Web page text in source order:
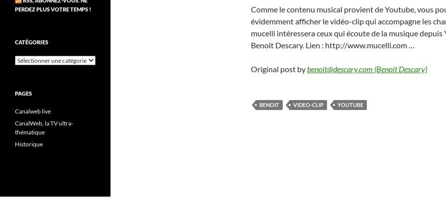
Comme le contenu musical provient de Youtube, vous
évidemment afficher le vidéo-clip qui accompagne les
mucelli intéressera ceux qui écoute de la musique depuis
Benoit Descary. Lien : http://www.mucelli.com …
Original post bybenoit@descary.com (Benoit Descary)
BENOIT VIDEO-CLIP YOUTUBE
PERDEZ PLUS VOTRE TEMPS !
CATÉGORIES
Catégories
PAGES
Canalweb live
CanalWeb, la TV ultra-
thématique
Historique